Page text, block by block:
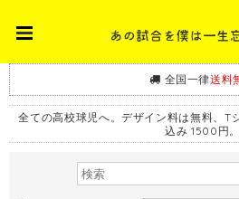
全国一律送料
全ての高校球児へ。デザイン料は無料、T
込み 1500円。